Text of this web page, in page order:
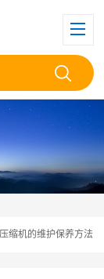
缩机的维护保养方法